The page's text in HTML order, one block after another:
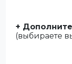
+
(выбираете